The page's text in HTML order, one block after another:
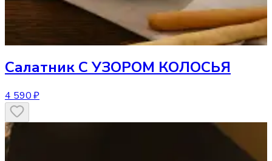
Салатник С УЗОРОМ КОЛОСЬЯ
4 590 ₽